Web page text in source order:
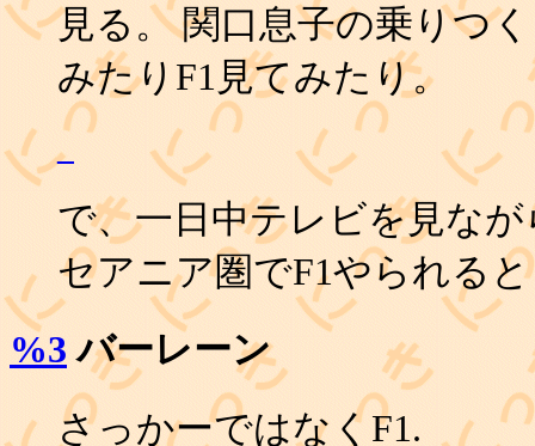
見る。 関口息子の乗りつ
みたりF1見てみたり。
_
で、一日中テレビを見な
セアニア圏でF1やられる
%3 バーレーン
さっかーではなくF1.